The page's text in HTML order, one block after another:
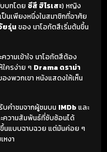
บทโดย ซึสึ ฮิโรเสะ) หญิง
นเพียงหนึ่งในสมาชิกที่อาศัย
ยรุ่นของ นาโอทัตสึเริ่มต้นขึ้น
วามเข้าใจ นาโอทัตสึต้อง
ครง่าย ๆ Drama ดราม่า
พวกเขา หนังแสดงให้เห็น
บคำชมจากผู้ชมบน IMDbและ
ความสัมพันธ์ที่ซับซ้อนได้
ขึ้นแบบฉาบฉวย แต่มันค่อย ๆ
หงา